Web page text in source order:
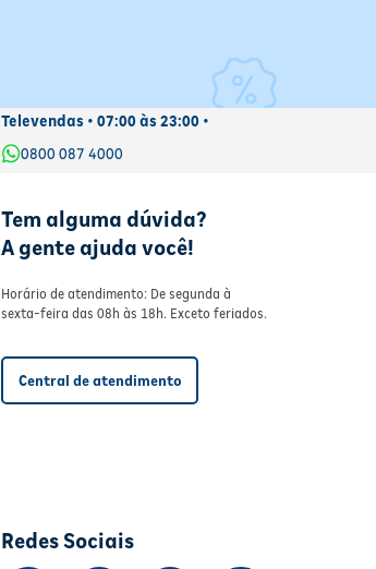
Televendas • 07:00 às 23:00 •
0800 087 4000
Tem alguma dúvida?
A gente ajuda você!
Horário de atendimento: De segunda à
sexta-feira das 08h às 18h. Exceto feriados.
Central de atendimento
Redes Sociais